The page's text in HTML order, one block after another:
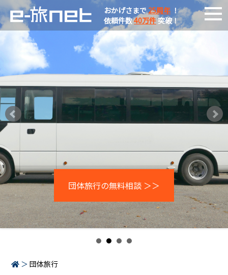
おかげさまで25周年 ！
依頼件数40万件突破！
団体旅行の無料相談 ＞＞
団体旅行